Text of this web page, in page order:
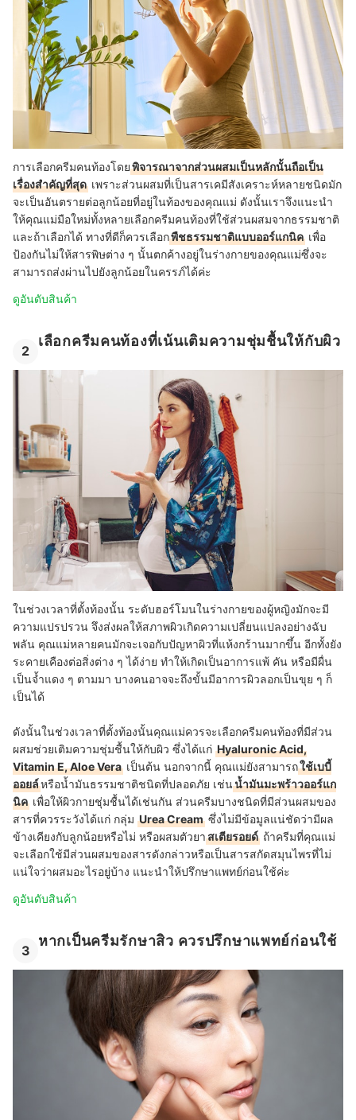
การเลือกครีมคนท้องโดยพิจารณาจากส่วนผสมเป็นหลักนั้นถือเป็น
เรื่องสำคัญที่สุด เพราะส่วนผสมที่เป็นสารเคมีสังเคราะห์หลายชนิดมัก
จะเป็นอันตรายต่อลูกน้อยที่อยู่ในท้องของคุณแม่ ดังนั้นเราจึงแนะนำ
ให้คุณแม่มือใหม่ทั้งหลายเลือกครีมคนท้องที่ใช้ส่วนผสมจากธรรมชาติ
และถ้าเลือกได้ ทางที่ดีก็ควรเลือกพืชธรรมชาติแบบออร์แกนิค เพื่อ
ป้องกันไม่ให้สารพิษต่าง ๆ นั้นตกค้างอยู่ในร่างกายของคุณแม่ซึ่งจะ
สามารถส่งผ่านไปยังลูกน้อยในครรภ์ได้ค่ะ
ดูอันดับสินค้า
2
เลือกครีมคนท้องที่เน้นเติมความชุ่มชื้นให้กับผิว
ในช่วงเวลาที่ตั้งท้องนั้น ระดับฮอร์โมนในร่างกายของผู้หญิงมักจะมี
ความแปรปรวน จึงส่งผลให้สภาพผิวเกิดความเปลี่ยนแปลงอย่างฉับ
พลัน คุณแม่หลายคนมักจะเจอกับปัญหาผิวที่แห้งกร้านมากขึ้น อีกทั้งยัง
ระคายเคืองต่อสิ่งต่าง ๆ ได้ง่าย ทำให้เกิดเป็นอาการแพ้ คัน หรือมีผื่น
เป็นจ้ำแดง ๆ ตามมา บางคนอาจจะถึงขั้นมีอาการผิวลอกเป็นขุย ๆ ก็
เป็นได้
ดังนั้นในช่วงเวลาที่ตั้งท้องนั้นคุณแม่ควรจะเลือกครีมคนท้องที่มีส่วน
ผสมช่วยเติมความชุ่มชื้นให้กับผิว ซึ่งได้แก่ Hyaluronic Acid,
Vitamin E, Aloe Vera เป็นต้น นอกจากนี้ คุณแม่ยังสามารถใช้เบบี้
ออยล์หรือน้ำมันธรรมชาติชนิดที่ปลอดภัย เช่นน้ำมันมะพร้าวออร์แก
นิค เพื่อให้ผิวกายชุ่มชื้นได้เช่นกัน ส่วนครีมบางชนิดที่มีส่วนผสมของ
สารที่ควรระวังได้แก่ กลุ่ม Urea Cream ซึ่งไม่มีข้อมูลแน่ชัดว่ามีผล
ข้างเคียงกับลูกน้อยหรือไม่ หรือผสมตัวยาสเตียรอยด์ ถ้าครีมที่คุณแม่
จะเลือกใช้มีส่วนผสมของสารดังกล่าวหรือเป็นสารสกัดสมุนไพรที่ไม่
แน่ใจว่าผสมอะไรอยู่บ้าง แนะนำให้ปรึกษาแพทย์ก่อนใช้ค่ะ
ดูอันดับสินค้า
3
หากเป็นครีมรักษาสิว ควรปรึกษาแพทย์ก่อนใช้